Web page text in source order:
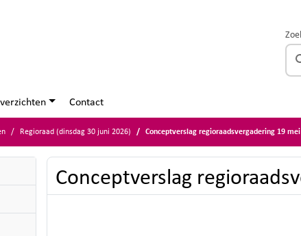
Contact
Regioraad (dinsdag 30 juni 2026) Conceptverslag regioraadsvergadering 19
Conceptverslag